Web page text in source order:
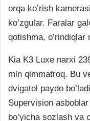
orqa ko’rish
ko’zgular. Faralar
qotishma, o’rindiqlar
Kia K3 Luxe narxi
mln qimmatroq. Bu
dvigatel paydo
Supervision
bo’yicha sozlash va